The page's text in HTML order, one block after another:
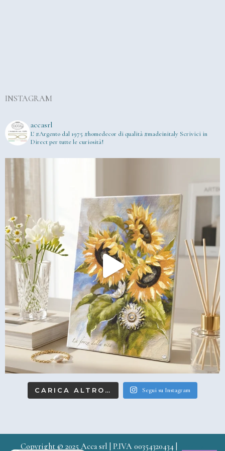
INSTAGRAM
accasrl
L' #Argento dal 1975 #homedecor di qualità #madeinitaly Scrivici in
Direct per tutte le curiosità!
CARICA ALTRO… Segui su Instagram
Copyright © 2025 Acca srl | P.IVA 00354320434 |